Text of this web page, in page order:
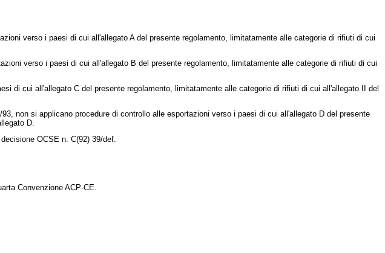
verso i paesi di cui all'allegato A del presente regolamento, limitatamente alle categorie di rifiuti di cui
verso i paesi di cui all'allegato B del presente regolamento, limitatamente alle categorie di rifiuti di cui
cui all'allegato C del presente regolamento, limitatamente alle categorie di rifiuti di cui all'allegato II del
non si applicano procedure di controllo alle esportazioni verso i paesi di cui all'allegato D del presente
D.
OCSE n. C(92) 39/def.
Convenzione ACP-CE.